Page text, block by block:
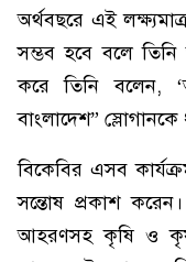
অর্থবছরে এই
সম্ভব হবে বলে তিনি
করে তিনি বলেন,
বাংলাদেশ”
বিকেবির এসব
সন্তোষ প্রকাশ
আহরণসহ কৃষি ও